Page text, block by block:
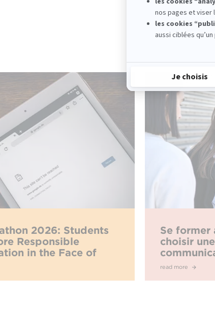
See
2026: Students
Responsible
in the Face of
Se
choisir
à l’EFAP ?
read more